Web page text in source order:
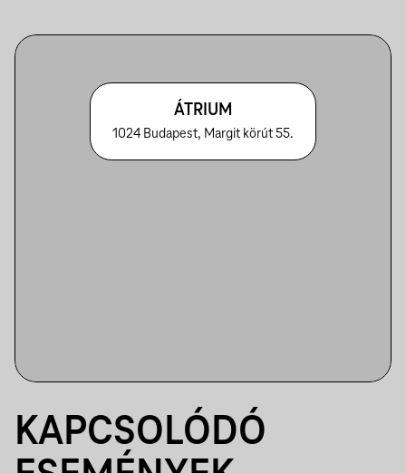
ÁTRIUM
1024 Budapest, Margit körút 55.
KAPCSOLÓDÓ